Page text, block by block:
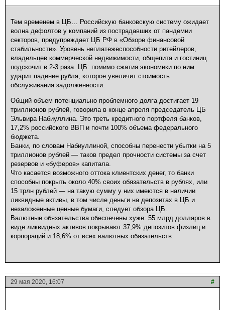
Тем временем в ЦБ… Российскую банковскую систему ожидает
волна дефолтов у компаний из пострадавших от пандемии
секторов, предупреждает ЦБ РФ в «Обзоре финансовой
стабильности». Уровень неплатежеспособности ритейлеров,
владельцев коммерческой недвижимости, общепита и гостиниц
подскочит в 2-3 раза. ЦБ: помимо сжатия экономики по ним
ударит падение рубля, которое увеличит стоимость
обслуживания задолженности.
Общий объем потенциально проблемного долга достигает 19
триллионов рублей, говорила в конце апреля председатель ЦБ
Эльвира Набиуллина. Это треть кредитного портфеля банков,
17,2% российского ВВП и почти 100% объема федерального
бюджета.
Банки, по словам Набиуллиной, способны перенести убытки на 5
триллионов рублей — таков предел прочности системы за счет
резервов и «буферов» капитала.
Что касается возможного оттока клиентских денег, то банки
способны покрыть около 40% своих обязательств в рублях, или
15 трлн рублей — на такую сумму у них имеются в наличии
ликвидные активы, в том числе деньги на депозитах в ЦБ и
незаложенные ценные бумаги, следует обзора ЦБ.
Валютные обязательства обеспечены хуже: 55 млрд долларов в
виде ликвидных активов покрывают 37,9% депозитов физлиц и
корпораций и 18,6% от всех валютных обязательств.
29 мая 2020, 16:07 #